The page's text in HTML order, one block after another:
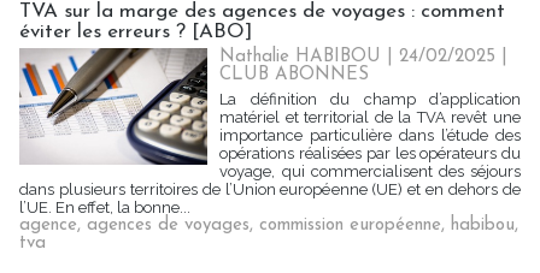
TVA sur la marge des agences de voyages : comment
éviter les erreurs ? [ABO]
Nathalie HABIBOU | 24/02/2025
CLUB ABONNES
La définition du champ d’application
matériel et territorial de la TVA revêt une
importance particulière dans l’étude des
opérations réalisées par les opérateurs du
voyage, qui commercialisent des séjours
dans plusieurs territoires de l’Union européenne (UE) et en dehors de
l’UE. En effet, la bonne...
agence, agences de voyages, commission européenne, habibou,
tva